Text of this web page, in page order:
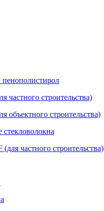
частного строительства)
объектного строительства)
стекловолокна
частного строительства)